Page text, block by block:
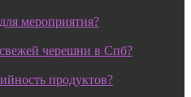
мероприятия?
черешни в Спб?
продуктов?